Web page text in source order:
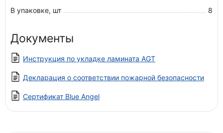
В упаковке, шт
8
Документы
Инструкция по укладке ламината AGT
Декларация о соответствии пожарной безопасности
Сертификат Blue Angel